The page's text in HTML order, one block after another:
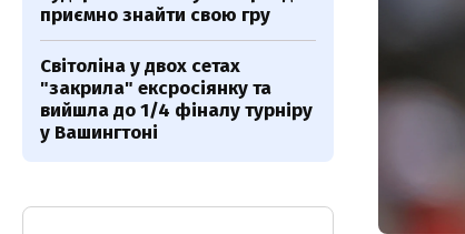
приємно знайти свою гру
Світоліна у двох сетах
"закрила" ексросіянку та
вийшла до 1/4 фіналу турніру
у Вашингтоні